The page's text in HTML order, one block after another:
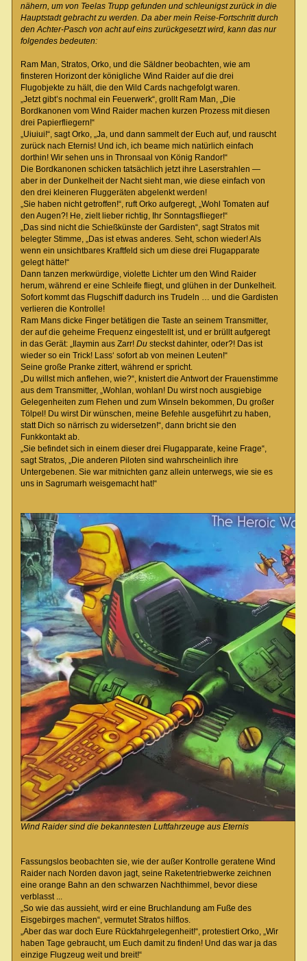
nähern, um von Teelas Trupp gefunden und schleunigst zurück in die
Hauptstadt gebracht zu werden. Da aber mein Reise-Fortschritt durch
den Achter-Pasch von acht auf eins zurückgesetzt wird, kann das nur
folgendes bedeuten:
Ram Man, Stratos, Orko, und die Säldner beobachten, wie am
finsteren Horizont der königliche Wind Raider auf die drei
Flugobjekte zu hält, die den Wild Cards nachgefolgt waren.
„Jetzt gibt’s nochmal ein Feuerwerk“, grollt Ram Man, „Die
Bordkanonen vom Wind Raider machen kurzen Prozess mit diesen
drei Papierfliegern!“
„Uiuiui!“, sagt Orko, „Ja, und dann sammelt der Euch auf, und rauscht
zurück nach Eternis! Und ich, ich beame mich natürlich einfach
dorthin! Wir sehen uns in Thronsaal von König Randor!“
Die Bordkanonen schicken tatsächlich jetzt ihre Laserstrahlen —
aber in der Dunkelheit der Nacht sieht man, wie diese einfach von
den drei kleineren Fluggeräten abgelenkt werden!
„Sie haben nicht getroffen!“, ruft Orko aufgeregt, „Wohl Tomaten auf
den Augen?! He, zielt lieber richtig, Ihr Sonntagsflieger!“
„Das sind nicht die Schießkünste der Gardisten“, sagt Stratos mit
belegter Stimme, „Das ist etwas anderes. Seht, schon wieder! Als
wenn ein unsichtbares Kraftfeld sich um diese drei Flugapparate
gelegt hätte!“
Dann tanzen merkwürdige, violette Lichter um den Wind Raider
herum, während er eine Schleife fliegt, und glühen in der Dunkelheit.
Sofort kommt das Flugschiff dadurch ins Trudeln … und die Gardisten
verlieren die Kontrolle!
Ram Mans dicke Finger betätigen die Taste an seinem Transmitter,
der auf die geheime Frequenz eingestellt ist, und er brüllt aufgeregt
in das Gerät: „Ilaymin aus Zarr! Dusteckst dahinter, oder?! Das ist
wieder so ein Trick! Lass‘ sofort ab von meinen Leuten!“
Seine große Pranke zittert, während er spricht.
„Du willst mich anflehen, wie?“, knistert die Antwort der Frauenstimme
aus dem Transmitter, „Wohlan, wohlan! Du wirst noch ausgiebige
Gelegenheiten zum Flehen und zum Winseln bekommen, Du großer
Tölpel! Du wirst Dir wünschen, meine Befehle ausgeführt zu haben,
statt Dich so närrisch zu widersetzen!“, dann bricht sie den
Funkkontakt ab.
„Sie befindet sich in einem dieser drei Flugapparate, keine Frage“,
sagt Stratos, „Die anderen Piloten sind wahrscheinlich ihre
Untergebenen. Sie war mitnichten ganz allein unterwegs, wie sie es
uns in Sagrumarh weisgemacht hat!“
Wind Raider sind die bekanntesten Luftfahrzeuge aus Eternis
Fassungslos beobachten sie, wie der außer Kontrolle geratene Wind
Raider nach Norden davon jagt, seine Raketentriebwerke zeichnen
eine orange Bahn an den schwarzen Nachthimmel, bevor diese
verblasst ...
„So wie das aussieht, wird er eine Bruchlandung am Fuße des
Eisgebirges machen“, vermutet Stratos hilflos.
„Aber das war doch Eure Rückfahrgelegenheit!“, protestiert Orko, „Wir
haben Tage gebraucht, um Euch damit zu finden! Und das war ja das
einzige Flugzeug weit und breit!“